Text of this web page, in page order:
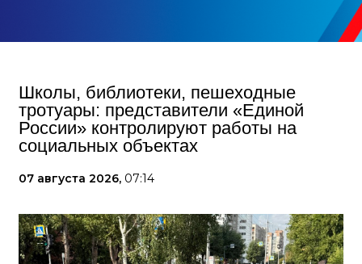
Школы, библиотеки, пешеходные
тротуары: представители «Единой
России» контролируют работы на
социальных объектах
07 августа 2026, 07:14